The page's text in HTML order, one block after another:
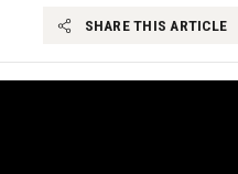
SHARE THIS ARTICLE